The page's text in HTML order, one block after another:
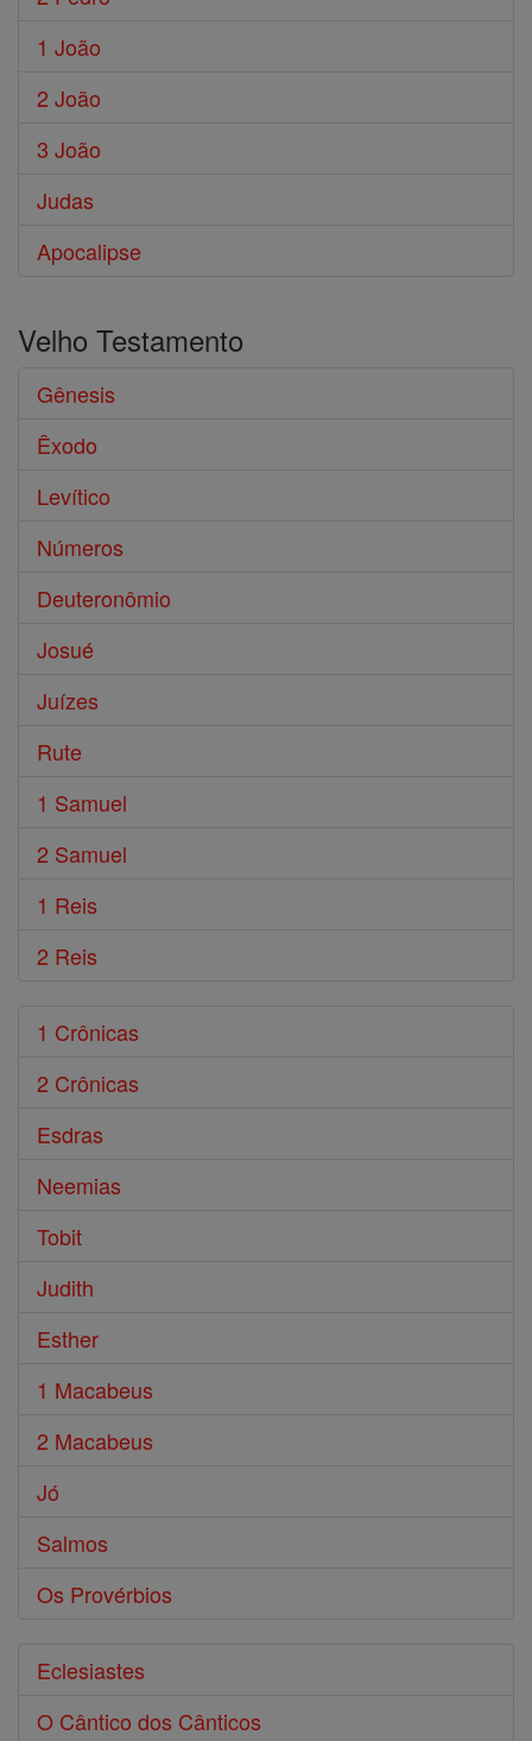
1 João
2 João
3 João
Judas
Apocalipse
Velho Testamento
Gênesis
Êxodo
Levítico
Números
Deuteronômio
Josué
Juízes
Rute
1 Samuel
2 Samuel
1 Reis
2 Reis
1 Crônicas
2 Crônicas
Esdras
Neemias
Tobit
Judith
Esther
1 Macabeus
2 Macabeus
Jó
Salmos
Os Provérbios
Eclesiastes
O Cântico dos Cânticos